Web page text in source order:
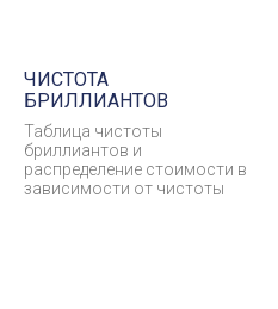
ЧИСТОТА
БРИЛЛИАНТОВ
Таблица чистоты
бриллиантов и
распределение стоимости в
зависимости от чистоты